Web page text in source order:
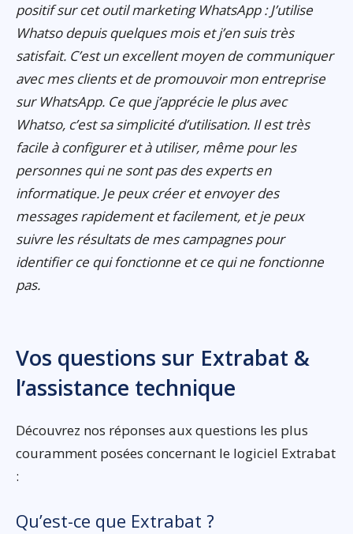
positif sur cet outil marketing WhatsApp : J’utilise
Whatso depuis quelques mois et j’en suis très
satisfait. C’est un excellent moyen de communiquer
avec mes clients et de promouvoir mon entreprise
sur WhatsApp. Ce que j’apprécie le plus avec
Whatso, c’est sa simplicité d’utilisation. Il est très
facile à configurer et à utiliser, même pour les
personnes qui ne sont pas des experts en
informatique. Je peux créer et envoyer des
messages rapidement et facilement, et je peux
suivre les résultats de mes campagnes pour
identifier ce qui fonctionne et ce qui ne fonctionne
pas.
Vos questions sur Extrabat &
l’assistance technique
Découvrez nos réponses aux questions les plus
couramment posées concernant le logiciel Extrabat
:
Qu’est-ce que Extrabat ?